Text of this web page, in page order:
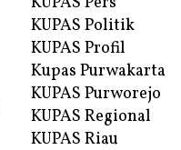
KUPAS Politik
KUPAS Profil
Kupas Purwakarta
KUPAS Purworejo
KUPAS Regional
KUPAS Riau